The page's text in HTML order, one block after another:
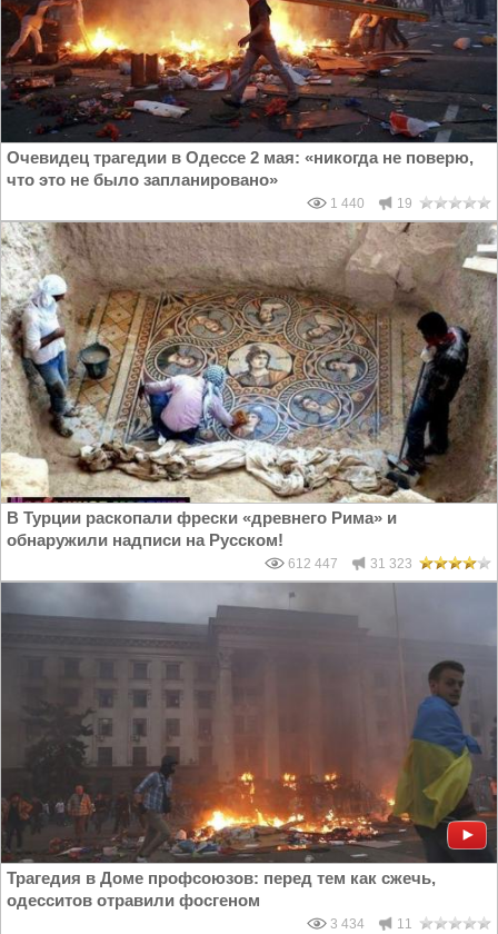
Очевидец трагедии в Одессе 2 мая: «никогда не поверю,
что это не было запланировано»
1 440 19
В Турции раскопали фрески «древнего Рима» и
обнаружили надписи на Русском!
612 447 31 323
Трагедия в Доме профсоюзов: перед тем как сжечь,
одесситов отравили фосгеном
3 434 11